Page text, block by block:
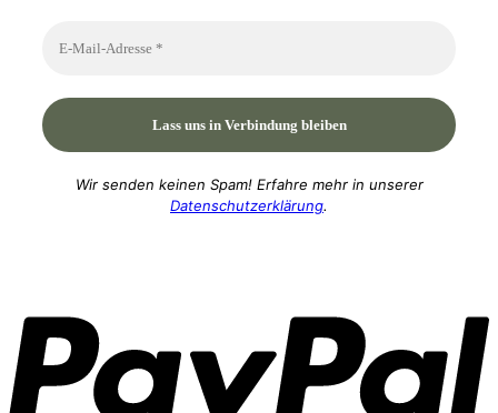
Wir senden keinen Spam! Erfahre mehr in unserer
Datenschutzerklärung.